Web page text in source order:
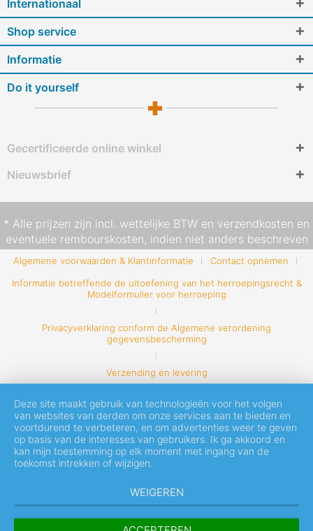
Internationaal
Shop service
Informatie
Do it yourself
Gecertificeerde online winkel
Nieuwsbrief
* Alle prijzen zijn incl. wettelijke BTW en verzendkosten en
eventuele rembourskosten, indien niet anders beschreven
Algemene voorwaarden & Klantinformatie
Contact opnemen
Informatie betreffende de uitoefening van het herroepingsrecht &
Modelformulier voor herroeping
Privacyverklaring conform de Algemene verordening
gegevensbescherming
Verzending en levering
Deze site maakt gebruik van technologieën voor het volgen
van websites van derden om onze services aan te bieden en
voortdurend te verbeteren, en om advertenties weer te geven
op basis van de interesses van gebruikers. Ik ga akkoord en
kan mijn toestemming op elk moment met ingang van de
toekomst intrekken of wijzigen.
WEIGEREN